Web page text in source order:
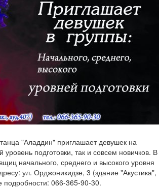
"Аладдин" приглашает девушек на
уровень подготовки, так и совсем новичков. В
начального, среднего и высокого уровня
ул. Орджоникидзе, 3 (здание "Акустика",
подробности: 066-365-90-30.